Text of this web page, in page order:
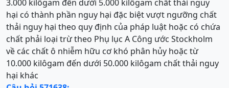
3.000 kilôgam đến dưới 5.000 kilôgam chất thải nguy
hại có thành phần nguy hại đặc biệt vượt ngưỡng chất
thải nguy hại theo quy định của pháp luật hoặc có chứa
chất phải loại trừ theo Phụ lục A Công ước Stockholm
về các chất ô nhiễm hữu cơ khó phân hủy hoặc từ
10.000 kilôgam đến dưới 50.000 kilôgam chất thải nguy
hại khác